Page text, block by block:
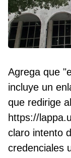
Agrega que
incluye un
que redirige
https://
claro intento
credenciales